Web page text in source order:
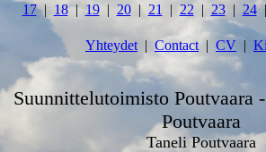
17 18 19 20 21 22 23 24
Yhteydet Contact CV
Suunnittelutoimisto Poutvaara
Poutvaara
Taneli Poutvaara